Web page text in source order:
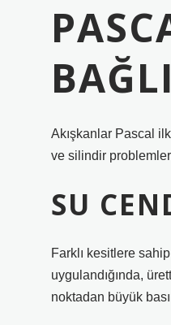
Akışkanlar Pascal
ve silindir
SU
Farklı kesitlere
uygulandığında,
noktadan büyük